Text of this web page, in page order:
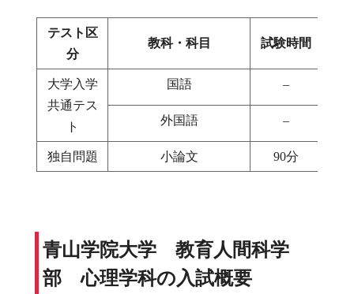
テスト区
分
教科・科目 試験時間
大学入学
共通テス
ト
国語 –
外国語 –
独自問題 小論文 90分
青山学院大学 教育人間科学
部 心理学科の入試概要